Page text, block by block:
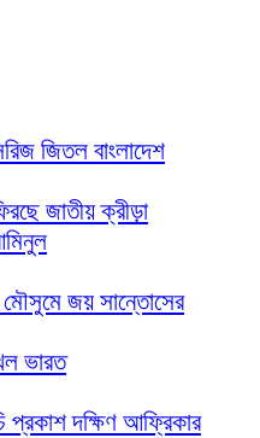
জিতল বাংলাদেশ
জাতীয় ক্রীড়া
মৌসুমে জয় সান্তোসের
ভারত
প্রকাশ দক্ষিণ আফ্রিকার